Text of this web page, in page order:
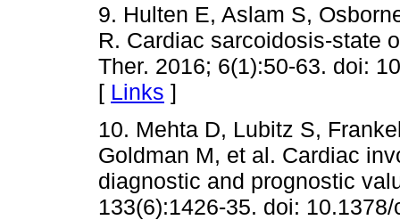
9. Hulten E, Aslam S,
R. Cardiac sarcoidosis-state
Ther. 2016; 6(1):50-63. doi:
[ Links ]
10. Mehta D, Lubitz S,
Goldman M, et al. Cardiac
diagnostic and prognostic
133(6):1426-35. doi: